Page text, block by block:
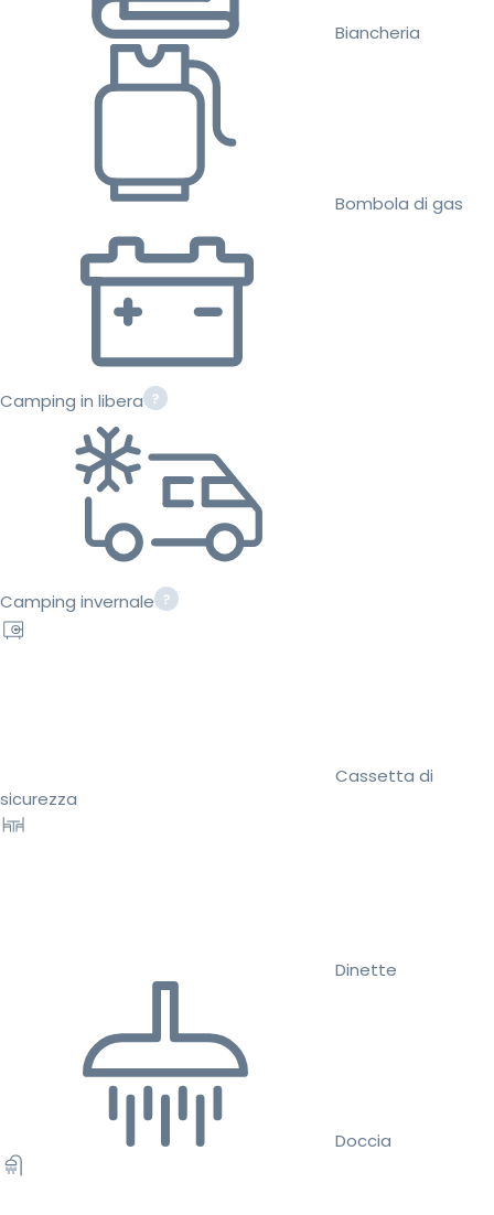
Biancheria
Bombola di gas
Camping in libera
Camping invernale
Cassetta di
sicurezza
Dinette
Doccia